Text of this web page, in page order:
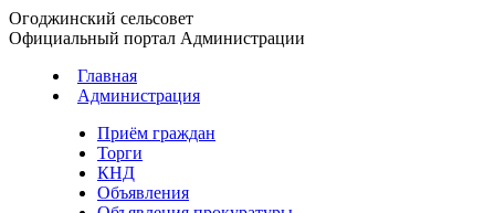
Огоджинский сельсовет
Официальный портал Администрации
Главная
Администрация
Приём граждан
Торги
КНД
Объявления